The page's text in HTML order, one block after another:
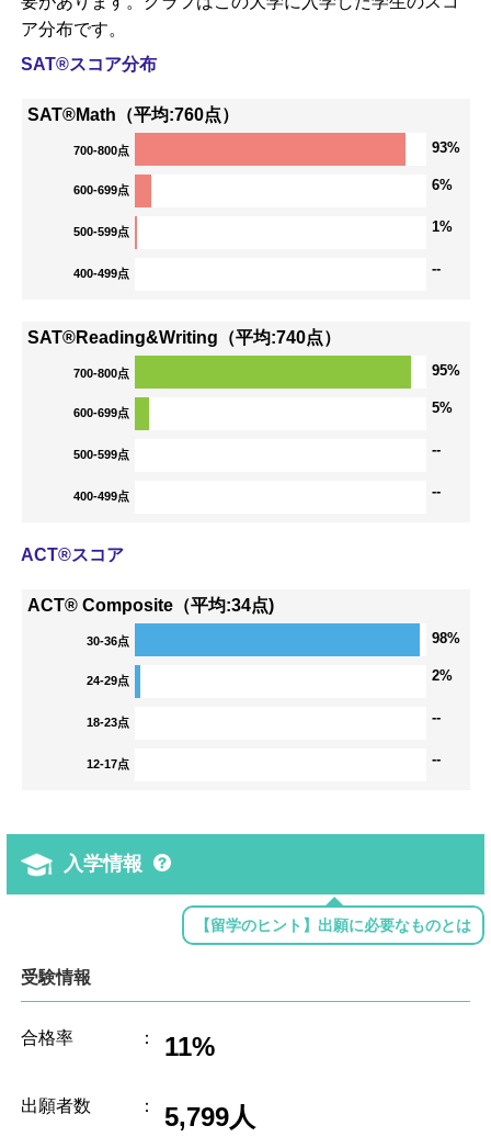
ア分布です。
SAT®スコア分布
SAT®Math（平均:760点）
700-800点 93%
600-699点 6%
500-599点 1%
400-499点 --
SAT®Reading&Writing（平均:740点）
700-800点 95%
600-699点 5%
500-599点 --
400-499点 --
ACT®スコア
ACT® Composite（平均:34点)
30-36点 98%
24-29点 2%
18-23点 --
12-17点 --
入学情報
【留学のヒント】出願に必要なものとは
受験情報
合格率 ： 11%
出願者数 ： 5,799人